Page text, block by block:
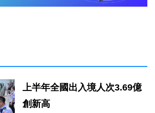
上半年全國出入境人次3.69億
創新高